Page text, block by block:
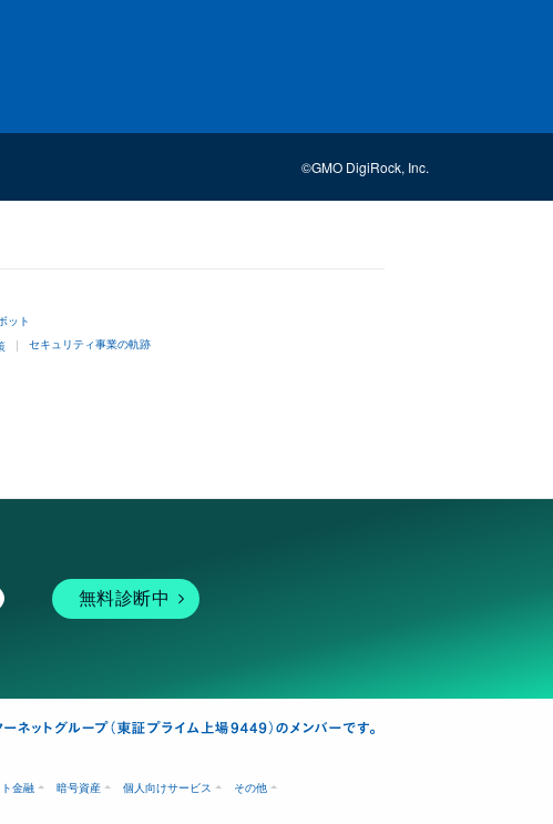
©GMO DigiRock, Inc.
ット
セキュリティ事業の軌跡
無料診断中
金融 暗号資産 個人向けサービス その他